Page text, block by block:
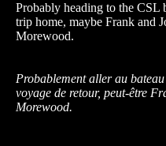
Probably heading to the CSL
trip home, maybe Frank and
Morewood.
Probablement aller au
voyage de retour, peut-être
Morewood.